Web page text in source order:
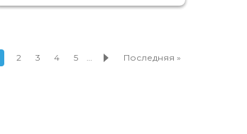
2 3 4 5 … Последняя »